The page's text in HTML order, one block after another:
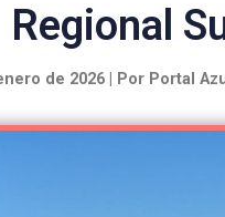
Regional
de 2026 | Por Portal